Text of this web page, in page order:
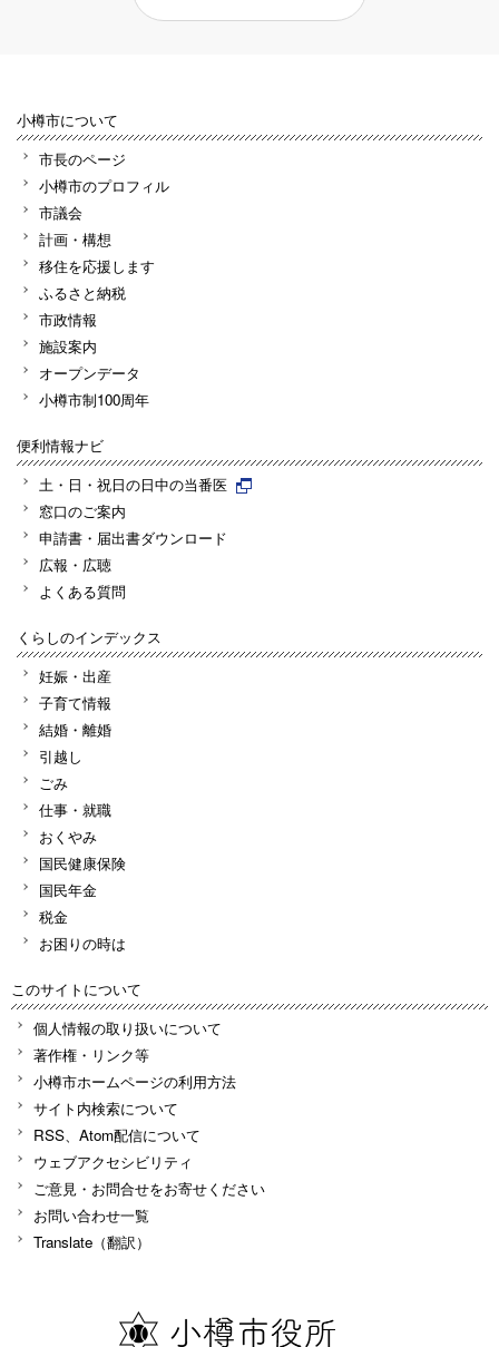
小樽市について
市長のページ
小樽市のプロフィル
市議会
計画・構想
移住を応援します
ふるさと納税
市政情報
施設案内
オープンデータ
小樽市制100周年
便利情報ナビ
土・日・祝日の日中の当番医
窓口のご案内
申請書・届出書ダウンロード
広報・広聴
よくある質問
くらしのインデックス
妊娠・出産
子育て情報
結婚・離婚
引越し
ごみ
仕事・就職
おくやみ
国民健康保険
国民年金
税金
お困りの時は
このサイトについて
個人情報の取り扱いについて
著作権・リンク等
小樽市ホームページの利用方法
サイト内検索について
RSS、Atom配信について
ウェブアクセシビリティ
ご意見・お問合せをお寄せください
お問い合わせ一覧
Translate（翻訳）